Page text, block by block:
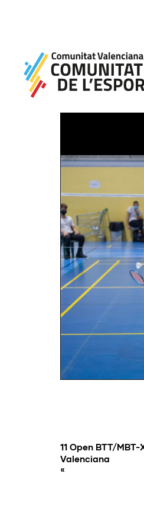
11 Open BTT/
Valenciana
«